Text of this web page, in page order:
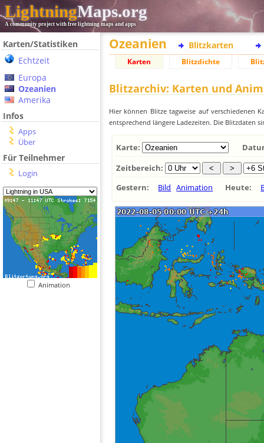
LightningMaps.org
A community project with free lightning maps and apps
Karten/Statistiken
Echtzeit
Europa
Ozeanien
Amerika
Infos
Apps
Über
Für Teilnehmer
Login
Animation
Ozeanien Blitzkarten
Karten Blitzdichte
Blitzarchiv: Karten und
Hier können Blitze tagweise auf verschiedenen
entsprechend längere Ladezeiten. Die Blitzdaten
Karte:
Zeitbereich:
Gestern:
Bild Animation Heute: